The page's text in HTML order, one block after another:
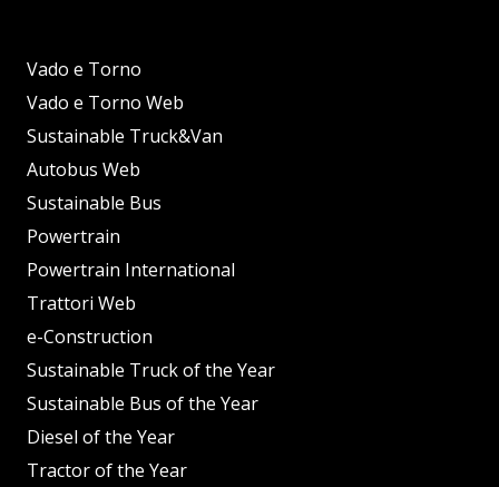
Vado e Torno
Vado e Torno Web
Sustainable Truck&Van
Autobus Web
Sustainable Bus
Powertrain
Powertrain International
Trattori Web
e-Construction
Sustainable Truck of the Year
Sustainable Bus of the Year
Diesel of the Year
Tractor of the Year